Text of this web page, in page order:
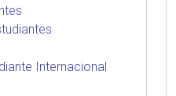
Internacional